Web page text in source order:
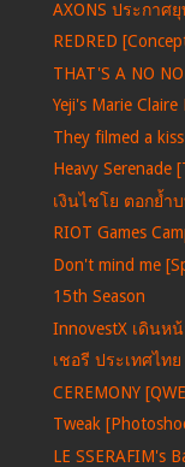
AXONS ประกา
REDRED
THAT'S A NO
Yeji's Marie
They filmed a
Heavy Serenade
เงินไชโย ตอกย้ำ
RIOT Games
Don't mind me
15th Season
InnovestX เดินห
เชอรี ประเทศไท
CEREMONY
Tweak
LE SSERAFIM's